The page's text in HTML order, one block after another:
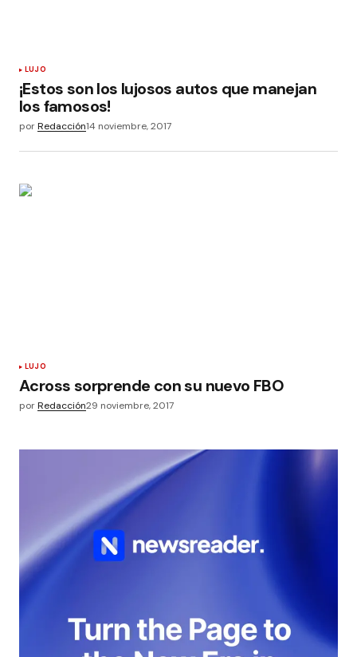
LUJO
¡Estos son los lujosos autos que manejan
los famosos!
porRedacción14 noviembre, 2017
LUJO
Across sorprende con su nuevo FBO
porRedacción29 noviembre, 2017